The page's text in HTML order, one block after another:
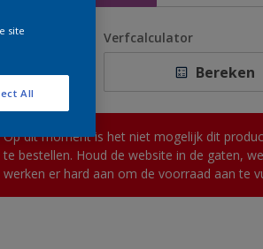
Verfcalculator
Bereken
Op dit moment is het niet mogelijk dit
te bestellen. Houd de website in de gaten, we
werken er hard aan om de voorraad aan te
site
All